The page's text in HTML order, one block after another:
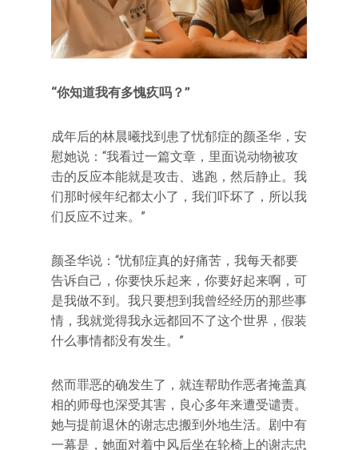
“你知道我有多愧疚吗？”
成年后的林晨曦找到患了忧郁症的颜圣华，安
慰她说：“我看过一篇文章，里面说动物被攻
击的反应本能就是攻击、逃跑，然后静止。我
们那时候年纪都太小了，我们吓坏了，所以我
们反应不过来。”
颜圣华说：“忧郁症真的好痛苦，我每天都要
告诉自己，你要快乐起来，你要好起来啊，可
是我做不到。我只要想到我曾经经历的那些事
情，我就觉得我永远都回不了这个世界，假装
什么事情都没有发生。”
然而罪恶的确发生了，就连帮助作恶者掩盖真
相的师母也深受其害，良心多年来遭受谴责。
她与提前退休的谢志忠搬到外地生活。剧中有
一幕是，她面对着中风后坐在轮椅上的谢志忠